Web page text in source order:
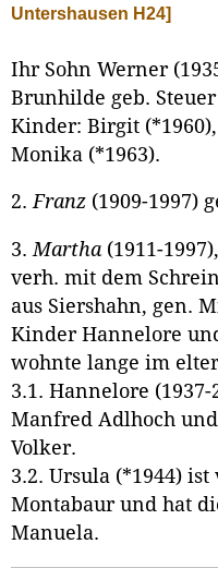
Untershausen H24]
Ihr Sohn Werner
Brunhilde geb. Steuer
Kinder: Birgit
Monika (*1963).
2. Franz (1909-1997)
3. Martha (1911-
verh. mit dem
aus Siershahn, gen.
Kinder Hannelore
wohnte lange im
3.1. Hannelore
Manfred Adlhoch
Volker.
3.2. Ursula (*1944)
Montabaur und hat
Manuela.